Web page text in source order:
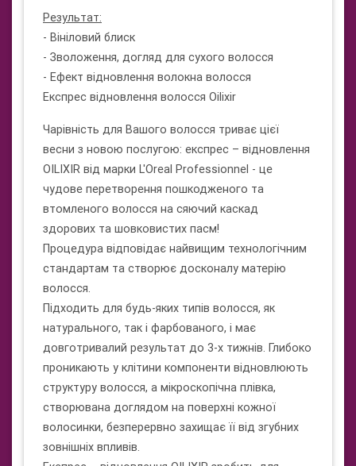
Результат:
- Вініловий блиск
- Зволоження, догляд для сухого волосся
- Ефект відновлення волокна волосся
Експрес відновлення волосся Oilixir
Чарівність для Вашого волосся триває цієї
весни з новою послугою: експрес – відновлення
OILIXIR від марки L'Oreal Professionnel - це
чудове перетворення пошкодженого та
втомленого волосся на сяючий каскад
здорових та шовковистих пасм!
Процедура відповідає найвищим технологічним
стандартам та створює досконалу матерію
волосся.
Підходить для будь-яких типів волосся, як
натурального, так і фарбованого, і має
довготривалий результат до 3-х тижнів. Глибоко
проникають у клітини компоненти відновлюють
структуру волосся, а мікроскопічна плівка,
створювана доглядом на поверхні кожної
волосинки, безперервно захищає її від згубних
зовнішніх впливів.